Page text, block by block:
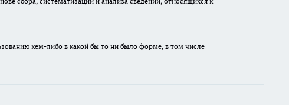
кем-либо в какой бы то ни было форме, в том числе